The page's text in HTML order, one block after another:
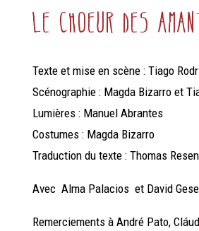
Le Choeur des
Texte et mise en scène : Tiago
Scénographie : Magda Bizarro et
Lumières : Manuel Abrantes
Costumes : Magda Bizarro
Traduction du texte : Thomas
Avec Alma Palacios et David
Remerciements à André Pato,